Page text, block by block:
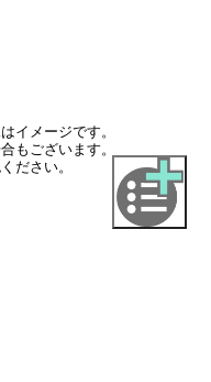
イメージです。
もございます。
ださい。